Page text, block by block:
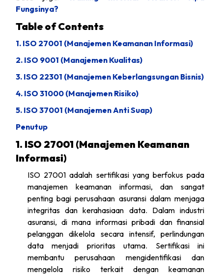
Fungsinya?
Table of Contents
1. ISO 27001 (Manajemen Keamanan Informasi)
2. ISO 9001 (Manajemen Kualitas)
3. ISO 22301 (Manajemen Keberlangsungan Bisnis)
4. ISO 31000 (Manajemen Risiko)
5. ISO 37001 (Manajemen Anti Suap)
Penutup
1. ISO 27001 (Manajemen Keamanan
Informasi)
ISO 27001 adalah sertifikasi yang berfokus pada
manajemen keamanan informasi, dan sangat
penting bagi perusahaan asuransi dalam menjaga
integritas dan kerahasiaan data. Dalam industri
asuransi, di mana informasi pribadi dan finansial
pelanggan dikelola secara intensif, perlindungan
data menjadi prioritas utama. Sertifikasi ini
membantu perusahaan mengidentifikasi dan
mengelola risiko terkait dengan keamanan